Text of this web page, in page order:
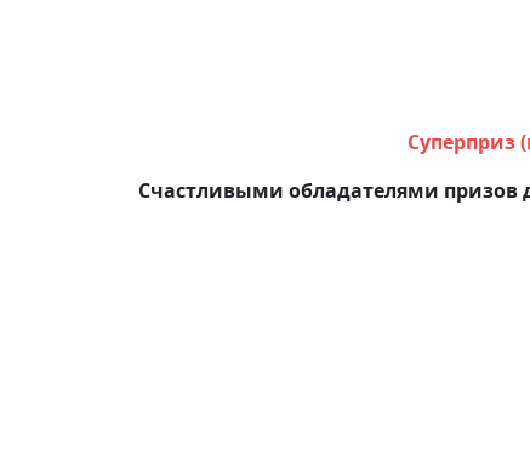
Суперприз
Счастливыми обладателями призов